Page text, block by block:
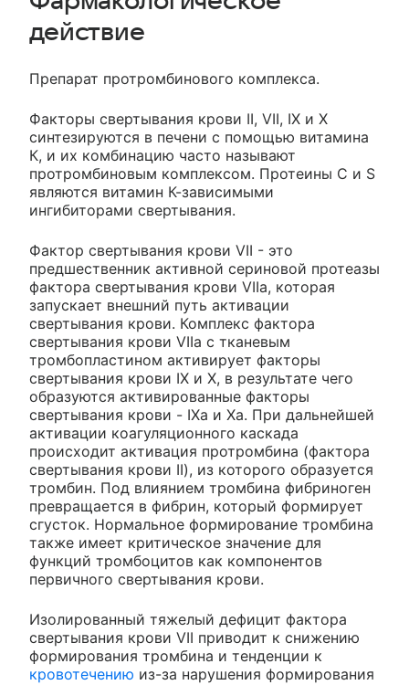
действие
Препарат протромбинового комплекса.
Факторы свертывания крови II, VII, IX и X
синтезируются в печени с помощью витамина
К, и их комбинацию часто называют
протромбиновым комплексом. Протеины С и S
являются витамин К-зависимыми
ингибиторами свертывания.
Фактор свертывания крови VII - это
предшественник активной сериновой протеазы
фактора свертывания крови VIIa, которая
запускает внешний путь активации
свертывания крови. Комплекс фактора
свертывания крови VIIa с тканевым
тромбопластином активирует факторы
свертывания крови IX и X, в результате чего
образуются активированные факторы
свертывания крови - IXa и Ха. При дальнейшей
активации коагуляционного каскада
происходит активация протромбина (фактора
свертывания крови II), из которого образуется
тромбин. Под влиянием тромбина фибриноген
превращается в фибрин, который формирует
сгусток. Нормальное формирование тромбина
также имеет критическое значение для
функций тромбоцитов как компонентов
первичного свертывания крови.
Изолированный тяжелый дефицит фактора
свертывания крови VII приводит к снижению
формирования тромбина и тенденции к
кровотечению из-за нарушения формирования